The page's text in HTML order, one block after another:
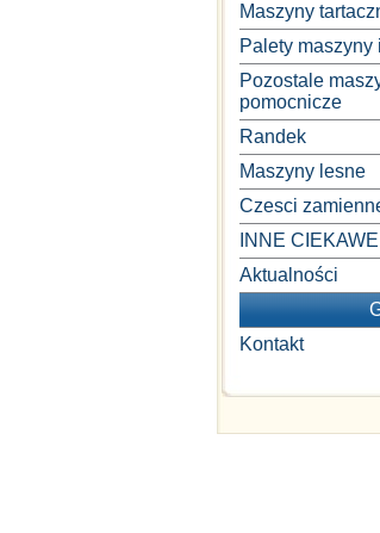
Maszyny
Palety maszyny
Pozostale
pomocnicze
Randek
Maszyny lesne
Czesci
INNE
Aktualności
Kontakt